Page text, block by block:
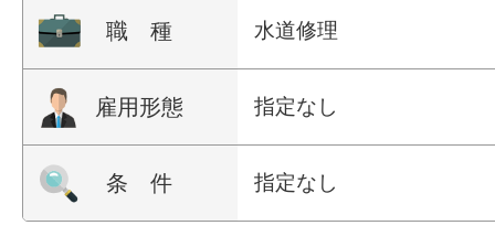
職 種 水道修理
雇用形態 指定なし
条 件 指定なし